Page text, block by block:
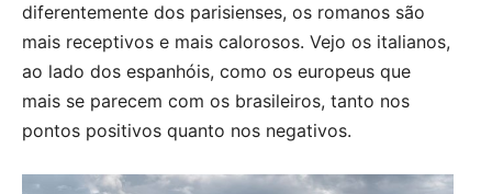
diferentemente dos parisienses, os romanos são
mais receptivos e mais calorosos. Vejo os italianos,
ao lado dos espanhóis, como os europeus que
mais se parecem com os brasileiros, tanto nos
pontos positivos quanto nos negativos.